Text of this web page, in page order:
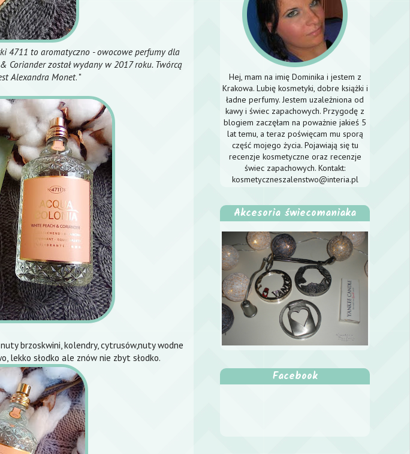
4711 to aromatyczno - owocowe perfumy dla
Coriander został wydany w 2017 roku. Twórcą
Alexandra Monet. "
brzoskwini, kolendry, cytrusów,nuty wodne
lekko słodko ale znów nie zbyt słodko.
Hej, mam na imię Dominika i jestem z
Krakowa. Lubię kosmetyki, dobre książki i
ładne perfumy. Jestem uzależniona od
kawy i świec zapachowych. Przygodę z
blogiem zaczęłam na poważnie jakieś 5
lat temu, a teraz poświęcam mu sporą
część mojego życia. Pojawiają się tu
recenzje kosmetyczne oraz recenzje
świec zapachowych. Kontakt:
kosmetyczneszalenstwo@interia.pl
Akcesoria świecomaniaka
Facebook